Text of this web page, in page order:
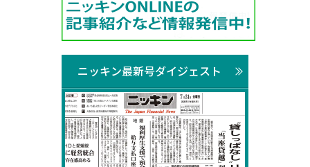
ニッキン最新号ダイジェスト